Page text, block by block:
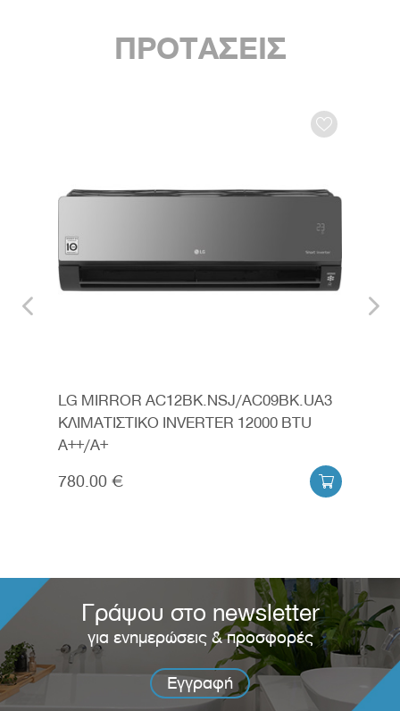
ΠΡΟΤΑΣΕΙΣ
LG MIRROR AC12BK.NSJ/AC09BK.UA3
ΚΛΙΜΑΤΙΣΤΙΚΟ INVERTER 12000 BTU
A++/A+
780.00 € 
Γράψου στο newsletter
για ενημερώσεις & προσφορές
Εγγραφή